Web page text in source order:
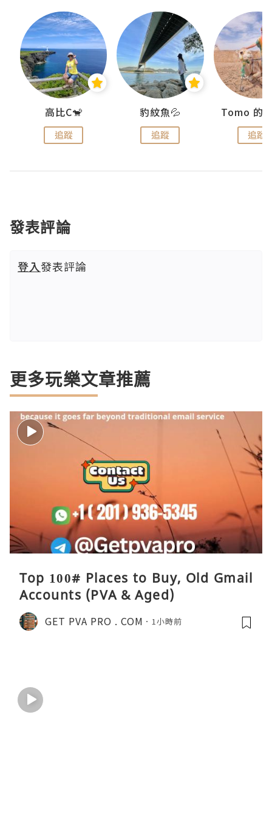
高比C🐒
追蹤
豹紋魚💦
追蹤 追蹤
發表評論
登入發表評論
更多玩樂文章推薦
Top 100# Places to Buy, Old Gmail
Accounts (PVA & Aged)
GET PVA PRO . COM 1小時前